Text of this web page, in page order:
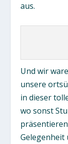
aus.
Und wir
unsere
in dieser
wo sonst
Gelegenheit